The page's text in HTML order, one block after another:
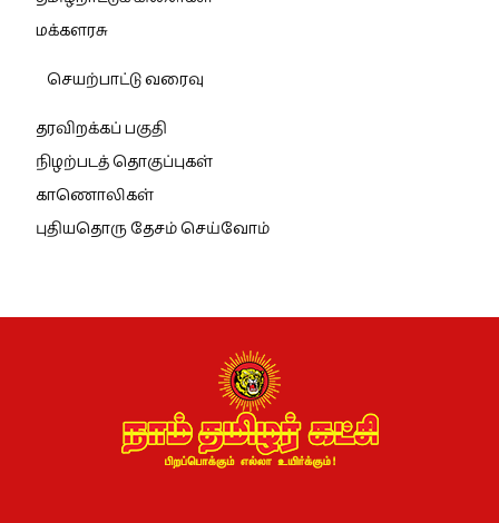
மக்களரசு
செயற்பாட்டு வரைவு
தரவிறக்கப் பகுதி
நிழற்படத் தொகுப்புகள்
காணொலிகள்
புதியதொரு தேசம் செய்வோம்